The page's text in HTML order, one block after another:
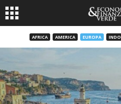
AFRICA AMERICA EUROPA